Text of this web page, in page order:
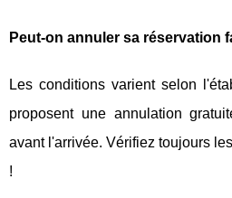
Peut-on annuler sa réservation
Les conditions varient selon
proposent une annulation
avant l'arrivée. Vérifiez toujours
!